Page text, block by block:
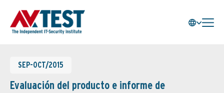
SEP-OCT/2015
Evaluación del producto e informe de